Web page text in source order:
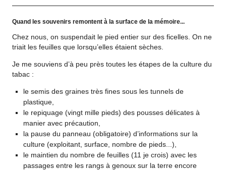
Quand les souvenirs remontent à la surface de la mémoire...
Chez nous, on suspendait le pied entier sur des ficelles. On ne
triait les feuilles que lorsqu’elles étaient sèches.
Je me souviens d’à peu près toutes les étapes de la culture du
tabac :
le semis des graines très fines sous les tunnels de
plastique,
le repiquage (vingt mille pieds) des pousses délicates à
manier avec précaution,
la pause du panneau (obligatoire) d’informations sur la
culture (exploitant, surface, nombre de pieds...),
le maintien du nombre de feuilles (11 je crois) avec les
passages entre les rangs à genoux sur la terre encore